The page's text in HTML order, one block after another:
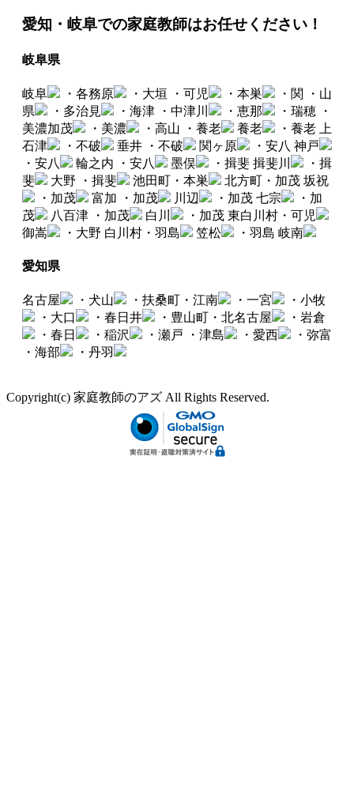
愛知・岐阜での家庭教師はお任せください！
岐阜県
岐阜 ・各務原 ・大垣 ・可児 ・本巣 ・関
・山
県
・多治見 ・海津 ・中津川 ・恵那 ・瑞穂 ・
美濃加茂
・美濃 ・高山 ・養老 養老 ・養老 上
石津
・不破 垂井 ・不破 関ヶ原 ・安八 神戸
・安八
輪之内 ・安八 墨俣 ・揖斐 揖斐川
・揖
斐
大野 ・揖斐 池田町・本巣 北方町・加茂 坂祝
・加茂
富加 ・加茂 川辺 ・加茂 七宗
・加
茂
八百津 ・加茂 白川 ・加茂 東白川村・可児
御嵩
・大野 白川村・羽島 笠松 ・羽島 岐南
愛知県
名古屋 ・犬山 ・扶桑町・江南 ・一宮
・小牧
・大口
・春日井 ・豊山町・北名古屋
・岩倉
・春日
・稲沢 ・瀬戸 ・津島 ・愛西
・弥富
・海部
・丹羽
Copyright(c) 家庭教師のアズ All Rights Reserved.